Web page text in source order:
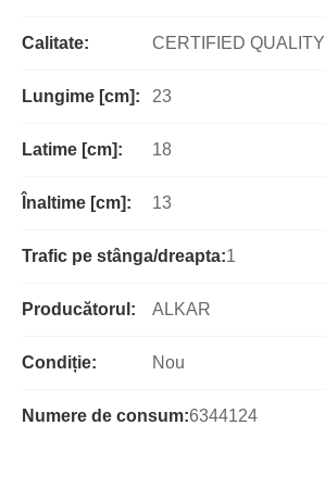
Calitate: CERTIFIED QUALITY
Lungime [cm]: 23
Latime [cm]: 18
Înaltime [cm]: 13
Trafic pe stânga/dreapta:1
Producătorul: ALKAR
Condiție: Nou
Numere de consum:6344124